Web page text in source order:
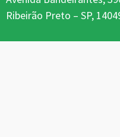
Ribeirão Preto – SP,